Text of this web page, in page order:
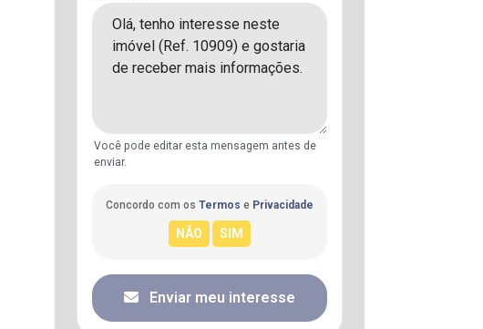
Você pode editar esta mensagem antes de
enviar.
Concordo com os Termos e Privacidade
Enviar meu interesse